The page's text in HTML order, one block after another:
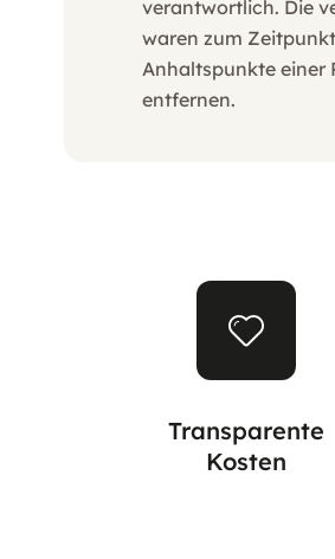
verantwortlich. Die
waren zum
Anhaltspunkte einer
entfernen.
Transparente
Kosten